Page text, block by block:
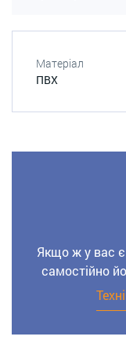
Матеріал
ПВХ
Якщо ж у вас є
самостійно